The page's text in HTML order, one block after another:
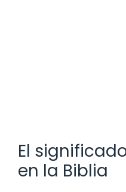
El
en la Biblia